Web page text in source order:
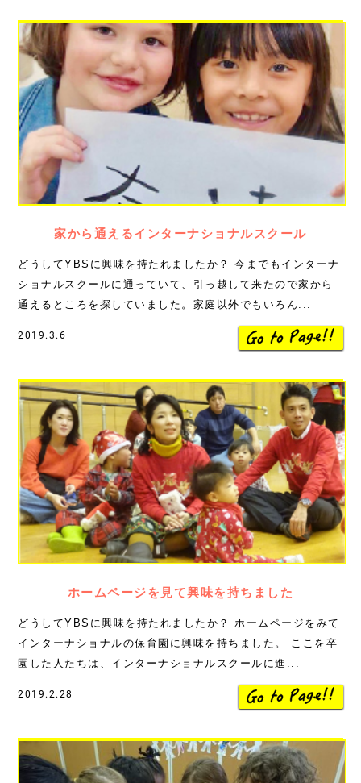
家から通えるインターナショナルスクール
どうしてYBSに興味を持たれましたか？ 今までもインターナ
ショナルスクールに通っていて、引っ越して来たので家から
通えるところを探していました。家庭以外でもいろん...
2019.3.6
ホームページを見て興味を持ちました
どうしてYBSに興味を持たれましたか？ ホームページをみて
インターナショナルの保育園に興味を持ちました。 ここを卒
園した人たちは、インターナショナルスクールに進...
2019.2.28